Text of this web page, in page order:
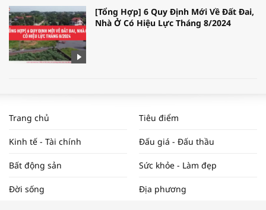
[Tổng Hợp] 6 Quy Định Mới Về Đất Đai,
Nhà Ở Có Hiệu Lực Tháng 8/2024
NAM NĂM 2024 VÀ NĂM 2025 | NHỊP
ĐẬP THỊ TRƯỜNG #62
Tọa đàm “Xúc tiến thương mại: Khơi
Trang chủ Tiêu điểm
Kinh tế - Tài chính Đấu giá - Đấu thầu
Bất động sản Sức khỏe - Làm đẹp
Đời sống Địa phương